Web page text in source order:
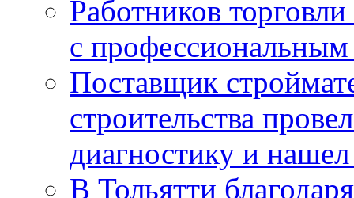
Работников
с
Поставщик
строительства
диагностику и
В Тольятти